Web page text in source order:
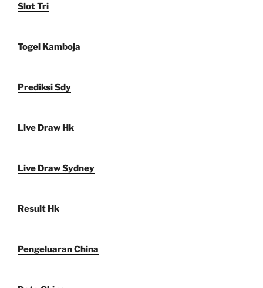
Slot Tri
Togel Kamboja
Prediksi Sdy
Live Draw Hk
Live Draw Sydney
Result Hk
Pengeluaran China